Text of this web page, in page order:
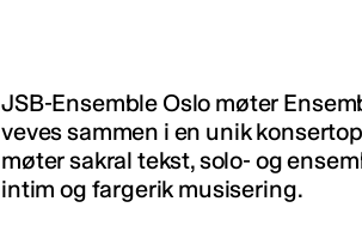
JSB-Ensemble Oslo møter
veves sammen i en unik
møter sakral tekst, solo- og
intim og fargerik musisering.